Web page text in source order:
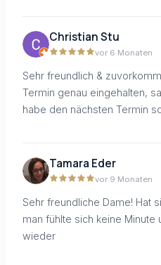
Christian Stu
vor 6 Monaten
Sehr freundlich &
Termin genau eingehalten,
habe den nächsten Termin
Tamara Eder
vor 9 Monaten
Sehr freundliche Dame! Hat
man fühlte sich keine Minute
wieder